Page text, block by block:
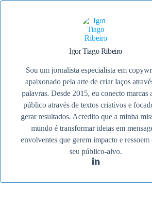
Igor Tiago Ribeiro
Sou um jornalista especialista em
apaixonado pela arte de criar laços
palavras. Desde 2015, eu conecto marcas
público através de textos criativos e
gerar resultados. Acredito que a minha
mundo é transformar ideias em
envolventes que gerem impacto e ressoem
seu público-alvo.